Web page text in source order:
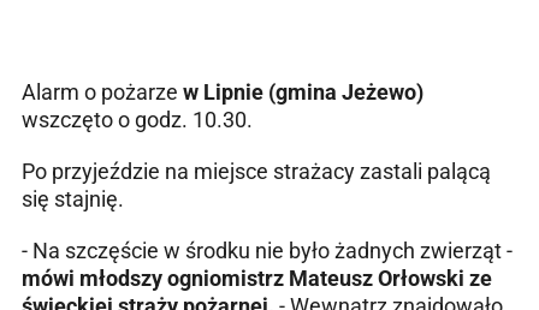
Alarm o pożarze w Lipnie (gmina Jeżewo)
wszczęto o godz. 10.30.
Po przyjeździe na miejsce strażacy zastali palącą
się stajnię.
- Na szczęście w środku nie było żadnych zwierząt -
mówi młodszy ogniomistrz Mateusz Orłowski ze